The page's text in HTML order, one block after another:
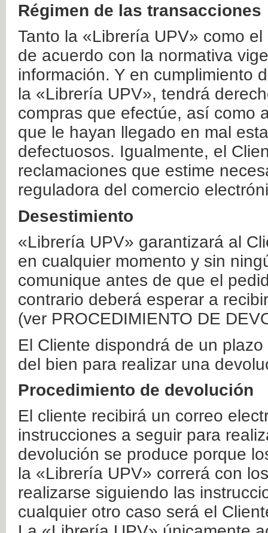
Régimen de las transacciones
Tanto la «Librería UPV» como
de acuerdo con la normativa
información. Y en cumplimiento
la «Librería UPV», tendrá
compras que efectúe, así como
que le hayan llegado en mal
defectuosos. Igualmente, el
reclamaciones que estime
reguladora del comercio
Desestimiento
«Librería UPV» garantizará al
en cualquier momento y sin
comunique antes de que el
contrario deberá esperar a
(ver PROCEDIMIENTO DE
El Cliente dispondrá de un
del bien para realizar una
Procedimiento de devolución
El cliente recibirá un correo
instrucciones a seguir para
devolución se produce porque
la «Librería UPV» correrá con
realizarse siguiendo las
cualquier otro caso será el